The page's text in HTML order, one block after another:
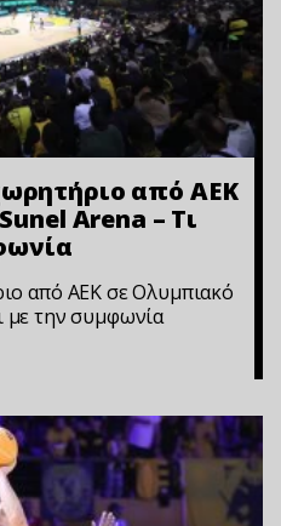
από ΑΕΚ
Arena – Τι
από ΑΕΚ σε Ολυμπιακό
με την συμφωνία